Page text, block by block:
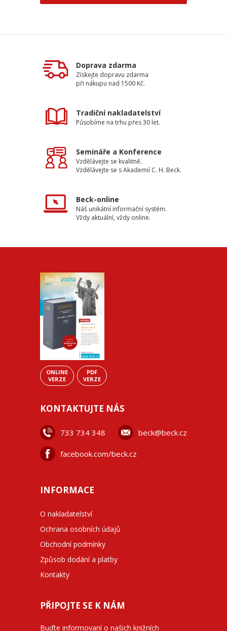
Doprava zdarma
Získejte dopravu zdarma
při nákupu nad 1500 Kč.
Tradiční nakladatelství
Působíme na trhu přes 30 let.
Semináře a Konference
Vzdělávejte se kvalitně.
Vzdělávejte se s Akademií C. H. Beck.
Beck-online
Náš unikátní informační systém.
Vždy aktuální, vždy online.
ONLINE
VERZE
PDF
VERZE
KONTAKTUJTE NÁS
733 734 348 beck@beck.cz
facebook.com/beck.cz
INFORMACE
O nakladatelství
Ochrana osobních údajů
Obchodní podmínky
Způsob dodání a platby
Kontakty
PŘIPOJTE SE K NÁM
Buďte informovaní o našich knižních